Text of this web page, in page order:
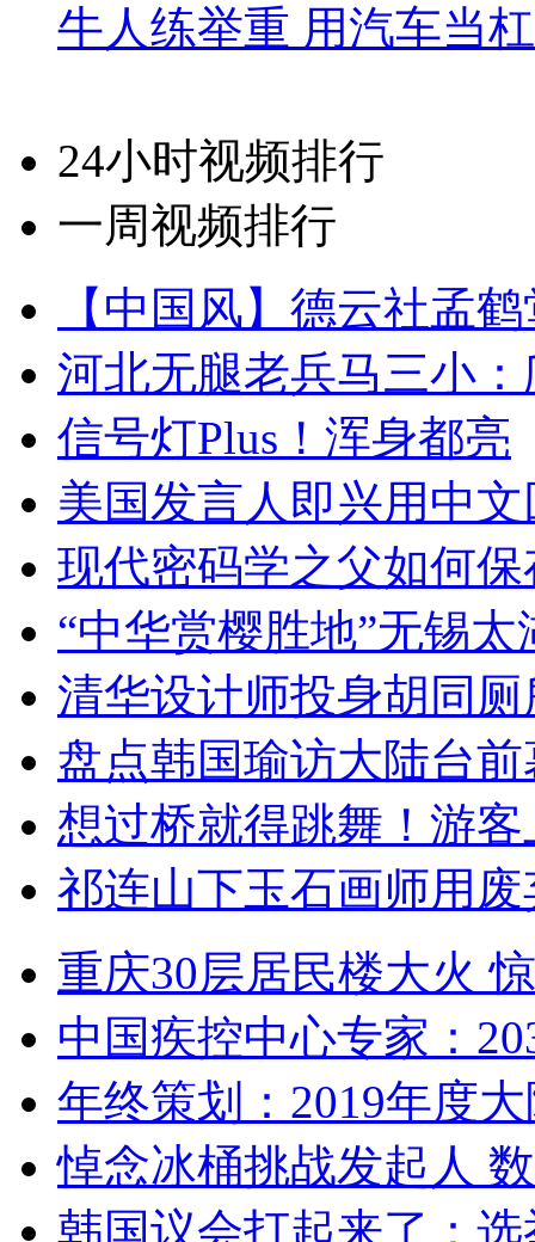
牛人练举重 用汽车当
24小时视频排行
一周视频排行
【中国风】德云社孟
河北无腿老兵马三小
信号灯Plus！浑身都亮
美国发言人即兴用中
现代密码学之父如何
“中华赏樱胜地”无锡
清华设计师投身胡同
盘点韩国瑜访大陆台
想过桥就得跳舞！游客
祁连山下玉石画师用
重庆30层居民楼大火
中国疾控中心专家：
年终策划：2019年度
悼念冰桶挑战发起人
韩国议会打起来了：